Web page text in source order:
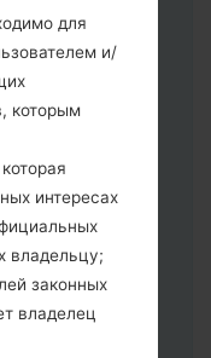
и Bixbi.
клавиши:
определить
number"
время и "Auto-
"Start". Ваше
и
для
и/
которым
интересах
владельцу;
законных
владелец